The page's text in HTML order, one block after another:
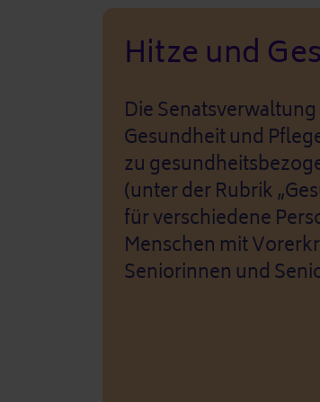
Hitze und
Die
Gesundheit und
zu
(unter der Rubrik
für verschiedene
Menschen mit
Seniorinnen und